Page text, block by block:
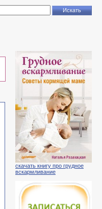
скачать книгу про грудное
вскармливание